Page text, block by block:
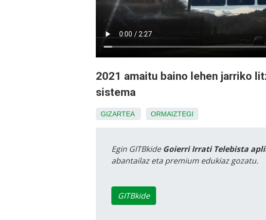
2021 amaitu baino lehen jarriko
sistema
GIZARTEA ORMAIZTEGI
Egin GITBkide Goierri Irrati Telebista
abantailaz eta premium edukiaz gozatu.
GITBkide